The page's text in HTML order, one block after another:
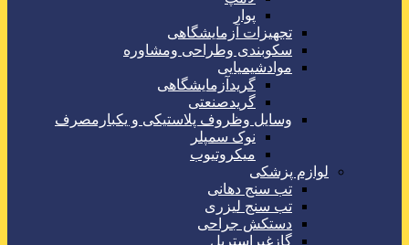
پوار
تجهیزات آزمایشگاهی
سکوبندی وطراحی ومشاوره
موادشیمیایی
گریدآزمایشگاهی
گریدصنعتی
وسایل وظروف پلاستیکی و یکبارمصرف
نوک سمپلر
میکروتیوب
لوازم پزشکی
تب سنج دهانی
تب سنج لیزری
دستکش جراحی
گازغیراستریل